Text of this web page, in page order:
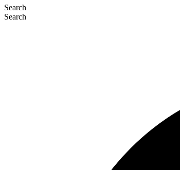
Search
Search